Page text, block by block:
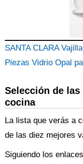
SANTA CLARA
Piezas Vidrio Opal
Selección de
cocina
La lista que verás a
de las diez mejores
Siguiendo los